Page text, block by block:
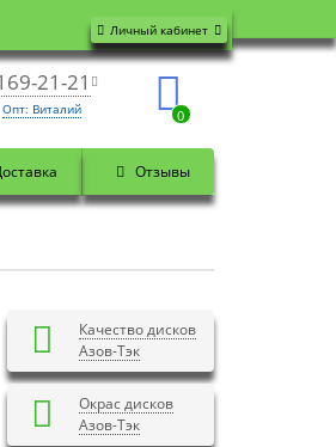
Личный кабинет
21-21
Опт: Виталий 0
Отзывы
СегодняВоскресенье 9 августа 2026
Качество дисков
Азов-Тэк
Окрас дисков
Азов-Тэк